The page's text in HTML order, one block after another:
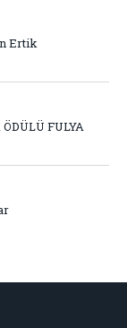
Ertik
FULYA